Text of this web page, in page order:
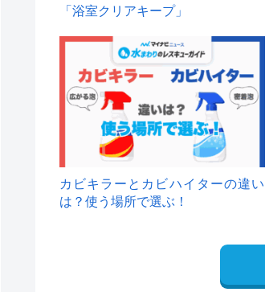
「浴室クリアキープ」
カビキラーとカビハイターの違い
は？使う場所で選ぶ！